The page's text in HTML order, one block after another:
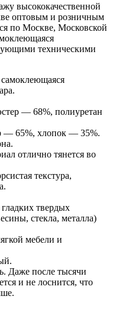
высококачественной
оптовым и розничным
по Москве, Московской
техническими
— 68%, полиуретан
— 65%, хлопок — 35%.
отлично тянется во
текстура,
твердых
стекла, металла)
мебели и
Даже после тысячи
и не лоснится, что